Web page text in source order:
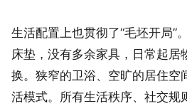
生活配置上也贯彻了“毛坯开局”
床垫，没有多余家具，日常起居
换。狭窄的卫浴、空旷的居住空
活模式。所有生活秩序、社交规